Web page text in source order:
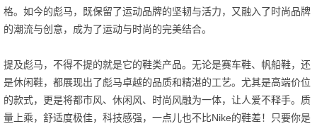
格。如今的彪马，既保留了运动品牌的坚韧与活力，又融入了时尚品牌
的潮流与创意，成为了运动与时尚的完美结合。
提及彪马，不得不提的就是它的鞋类产品。无论是赛车鞋、帆船鞋，还
是休闲鞋，都展现出了彪马卓越的品质和精湛的工艺。尤其是高端价位
的款式，更是将都市风、休闲风、时尚风融为一体，让人爱不释手。质
量上乘，舒适度极佳，科技感强，一点儿也不比Nike的鞋差！只要你是